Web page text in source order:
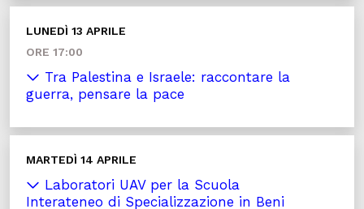
LUNEDÌ 13 APRILE
ORE 17:00
Tra Palestina e Israele: raccontare la
guerra, pensare la pace
MARTEDÌ 14 APRILE
Laboratori UAV per la Scuola
Interateneo di Specializzazione in Beni